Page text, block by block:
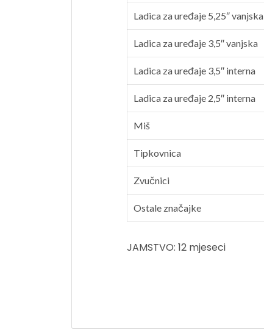
Ladica za uređaje 5,25″ vanjska
Ladica za uređaje 3,5″ vanjska
Ladica za uređaje 3,5″ interna
Ladica za uređaje 2,5″ interna
Miš
Tipkovnica
Zvučnici
Ostale značajke
JAMSTVO: 12 mjeseci